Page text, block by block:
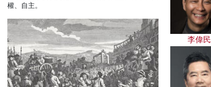
權、自主。
李偉民